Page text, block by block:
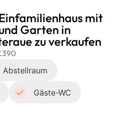
mit
Garten in
zu verkaufen
Abstellraum
Gäste-WC